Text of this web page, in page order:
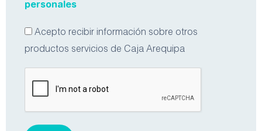
personales
Acepto recibir información sobre otros
productos servicios de Caja Arequipa